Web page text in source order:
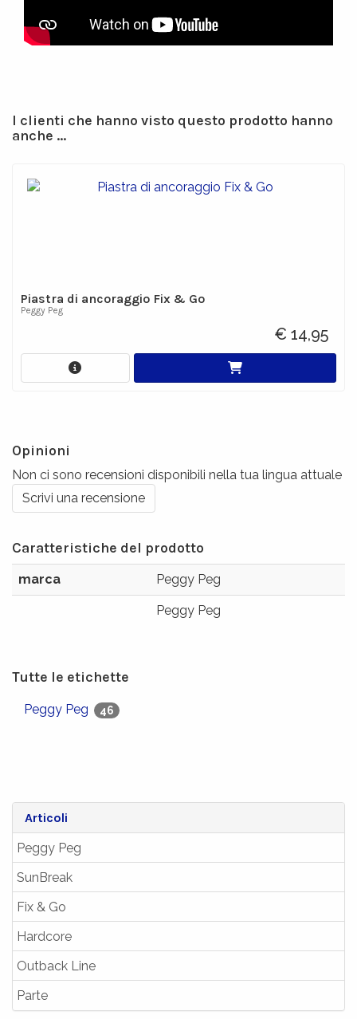
Articoli
Peggy Peg
SunBreak
Fix & Go
Hardcore
Outback Line
Parte
I clienti che hanno visto questo prodotto hanno
anche ...
Piastra di ancoraggio Fix & Go
Peggy Peg
€ 14,95
Opinioni
Non ci sono recensioni disponibili nella tua lingua attuale
Scrivi una recensione
Caratteristiche del prodotto
marca Peggy Peg
Peggy Peg
Tutte le etichette
Peggy Peg 46